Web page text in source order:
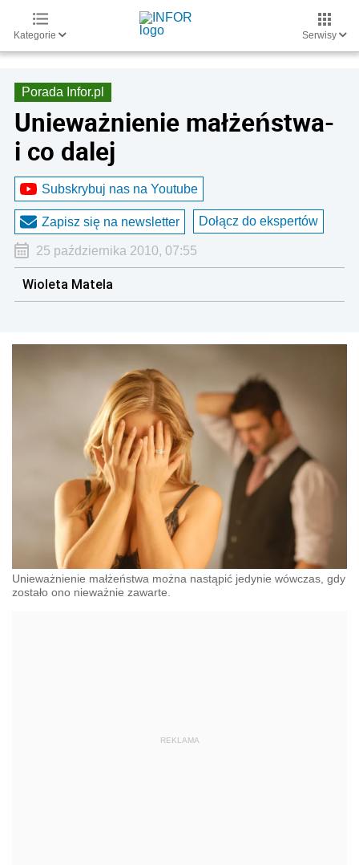
Kategorie Serwisy
Porada Infor.pl
Unieważnienie małżeństwa-
i co dalej
Subskrybuj nas na Youtube
Zapisz się na newsletter Dołącz do ekspertów
25 października 2010, 07:55
Wioleta Matela
Unieważnienie małżeństwa można nastąpić jedynie wówczas, gdy
zostało ono nieważnie zawarte.